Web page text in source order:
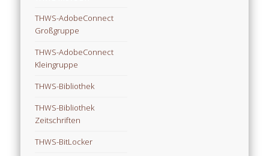
THWS-AdobeConnect
Großgruppe
THWS-AdobeConnect
Kleingruppe
THWS-Bibliothek
THWS-Bibliothek
Zeitschriften
THWS-BitLocker